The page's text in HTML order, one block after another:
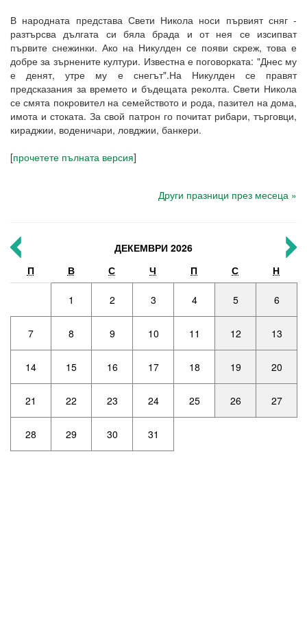
В народната представа Свети Никола носи първият сняг -
разтърсва дългата си бяла брада и от нея се изсипват
първите снежинки. Ако на Никулден се появи скреж, това е
добре за зърнените култури. Известна е поговорката: "Днес му
е денят, утре му е снегът".На Никулден се правят
предсказания за времето и бъдещата реколта. Свети Никола
се смята покровител на семейството и рода, пазител на дома,
имота и стоката. За свой патрон го почитат рибари, търговци,
кираджии, воденичари, ловджии, банкери.
[прочетете пълната версия]
Други празници през месеца »
ДЕКЕМВРИ 2026
П
В С Ч П С Н
1 2 3 4 5 6
7 8 9 10 11 12 13
14 15 16 17 18 19 20
21 22 23 24 25 26 27
28 29 30 31